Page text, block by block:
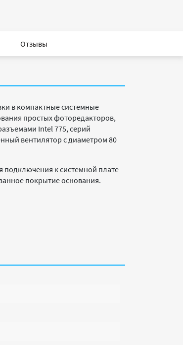
Отзывы
в компактные системные
простых фоторедакторов,
Intel 775, серий
вентилятор с диаметром 80
подключения к системной плате
покрытие основания.